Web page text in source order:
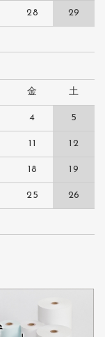
28 29
金 土
4 5
11 12
18 19
25 26